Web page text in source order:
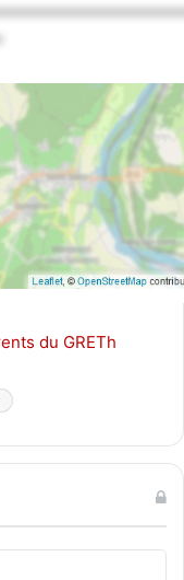
du GRETh